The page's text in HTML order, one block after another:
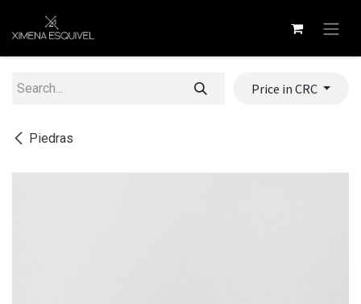
Piedras
Price in CRC